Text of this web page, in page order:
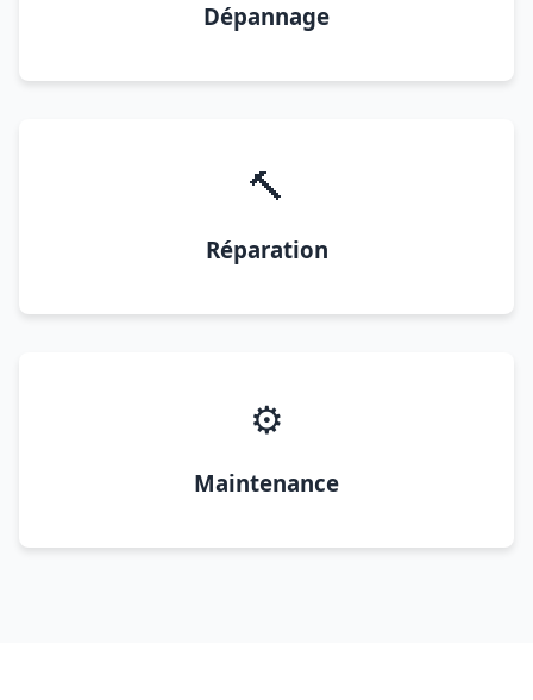
Dépannage
🔨
Réparation
⚙️
Maintenance